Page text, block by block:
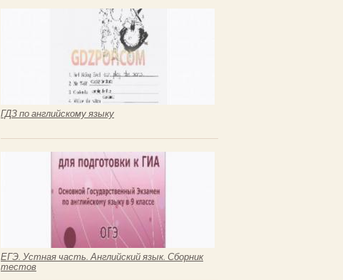
ГДЗ по английскому языку
ЕГЭ. Устная часть. Английский язык. Сборник
тестов